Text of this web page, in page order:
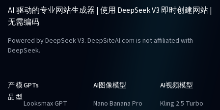
AI 驱动的专业网站生成器 | 使用 DeepSeek V3 即时创建网站 |
无需编码
Powered by DeepSeek V3. DeepSiteAI.com is not affiliated with
DeepSeek.
产
品
模
型
GPTs
Looksmax GPT
AI图像模型
Nano Banana Pro
AI视频模型
Kling 2.5 Turbo